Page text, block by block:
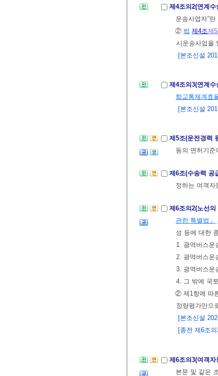
제4조의2(연계
운송사업자”
② 법 제4조제
시운송사업을
[본조신설
제4조의3(연계
합교통체계효
[본조신설
제5조(운전경력
등의 면허기준
제6조(수송력 공
정하는 여객자
제6조의2(노선
관한 특별법」
성 등에 대한
1. 광역버스운
2. 광역버스운
3. 광역버스운
4. 그 밖에 국
② 제1항에 따
정량평가만으
[본조신설
[종전 제6조
제6조의3(여객
본문 및 같은